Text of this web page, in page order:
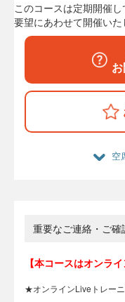
このコースは定期開催
要望にあわせて開催いた
空
重要なご連絡・ご確
【本コースはオンライ
★オンラインLiveトレー